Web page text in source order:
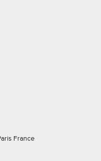
France